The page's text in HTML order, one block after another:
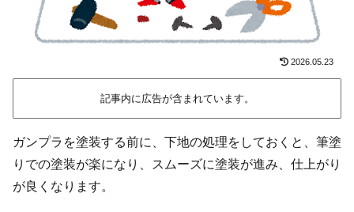
2026.05.23
記事内に広告が含まれています。
ガンプラを塗装する前に、下地の処理をしておくと、筆塗
りでの塗装が楽になり、スムーズに塗装が進み、仕上がり
が良くなります。